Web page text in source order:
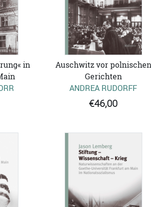
in
Auschwitz vor polnischen
Gerichten
ANDREA RUDORFF
€46,00